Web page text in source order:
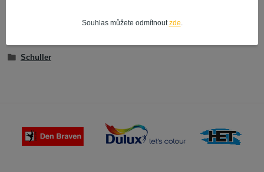
VÝROBCE | ZNAČKA
Schuller
Souhlas můžete odmítnout zde